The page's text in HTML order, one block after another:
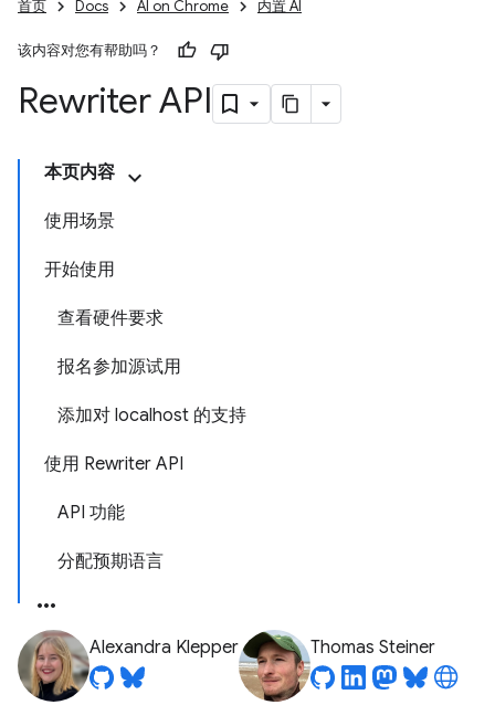
首页 Docs AI on Chrome 内置 AI
该内容对您有帮助吗？
Rewriter API
本页内容
使用场景
开始使用
查看硬件要求
报名参加源试用
添加对 localhost 的支持
使用 Rewriter API
API 功能
分配预期语言
Alexandra Klepper Thomas Steiner